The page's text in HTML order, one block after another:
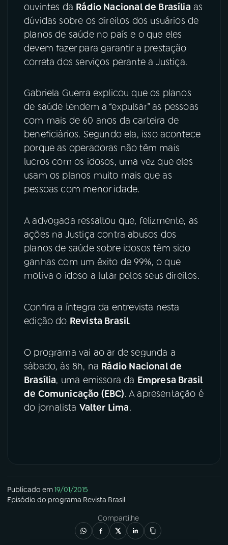
ouvintes da Rádio Nacional de Brasília as
dúvidas sobre os direitos dos usuários de
planos de saúde no país e o que eles
devem fazer para garantir a prestação
correta dos serviços perante a Justiça.
Gabriela Guerra explicou que os planos
de saúde tendem a “expulsar” as pessoas
com mais de 60 anos da carteira de
beneficiários. Segundo ela, isso acontece
porque as operadoras não têm mais
lucros com os idosos, uma vez que eles
usam os planos muito mais que as
pessoas com menor idade.
A advogada ressaltou que, felizmente, as
ações na Justiça contra abusos dos
planos de saúde sobre idosos têm sido
ganhas com um êxito de 99%, o que
motiva o idoso a lutar pelos seus direitos.
Confira a íntegra da entrevista nesta
edição do Revista Brasil.
O programa vai ao ar de segunda a
sábado, às 8h, na Rádio Nacional de
Brasília, uma emissora da Empresa Brasil
de Comunicação (EBC). A apresentação é
do jornalista Valter Lima.
Publicado em19/01/2015
Episódio do programa Revista Brasil
Compartilhe